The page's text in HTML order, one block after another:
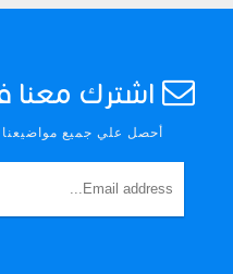
اشترك معنا
أحصل علي جميع مواضيعنا